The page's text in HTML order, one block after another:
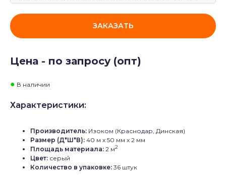
ЗАКАЗАТЬ
Цена - по запросу (опт)
● В наличии
Характеристики:
Производитель: Изоком (Краснодар, Динская)
Размер (Д*Ш*В): 40 м x 50 мм x 2 мм
Площадь материала: 2 м2
Цвет: серый
Количество в упаковке: 36 штук